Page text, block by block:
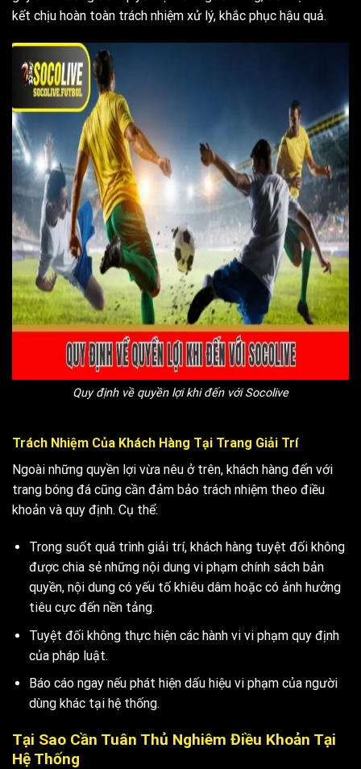
kết chịu hoàn toàn trách nhiệm xử lý, khắc phục hậu quả.
Quy định về quyền lợi khi đến với Socolive
Trách Nhiệm Của Khách Hàng Tại Trang Giải Trí
Ngoài những quyền lợi vừa nêu ở trên, khách hàng đến với
trang bóng đá cũng cần đảm bảo trách nhiệm theo điều
khoản và quy định. Cụ thể:
Trong suốt quá trình giải trí, khách hàng tuyệt đối không
được chia sẻ những nội dung vi phạm chính sách bản
quyền, nội dung có yếu tố khiêu dâm hoặc có ảnh hưởng
tiêu cực đến nền tảng.
Tuyệt đối không thực hiện các hành vi vi phạm quy định
của pháp luật.
Báo cáo ngay nếu phát hiện dấu hiệu vi phạm của người
dùng khác tại hệ thống.
Tại Sao Cần Tuân Thủ Nghiêm Điều Khoản Tại
Hệ Thống